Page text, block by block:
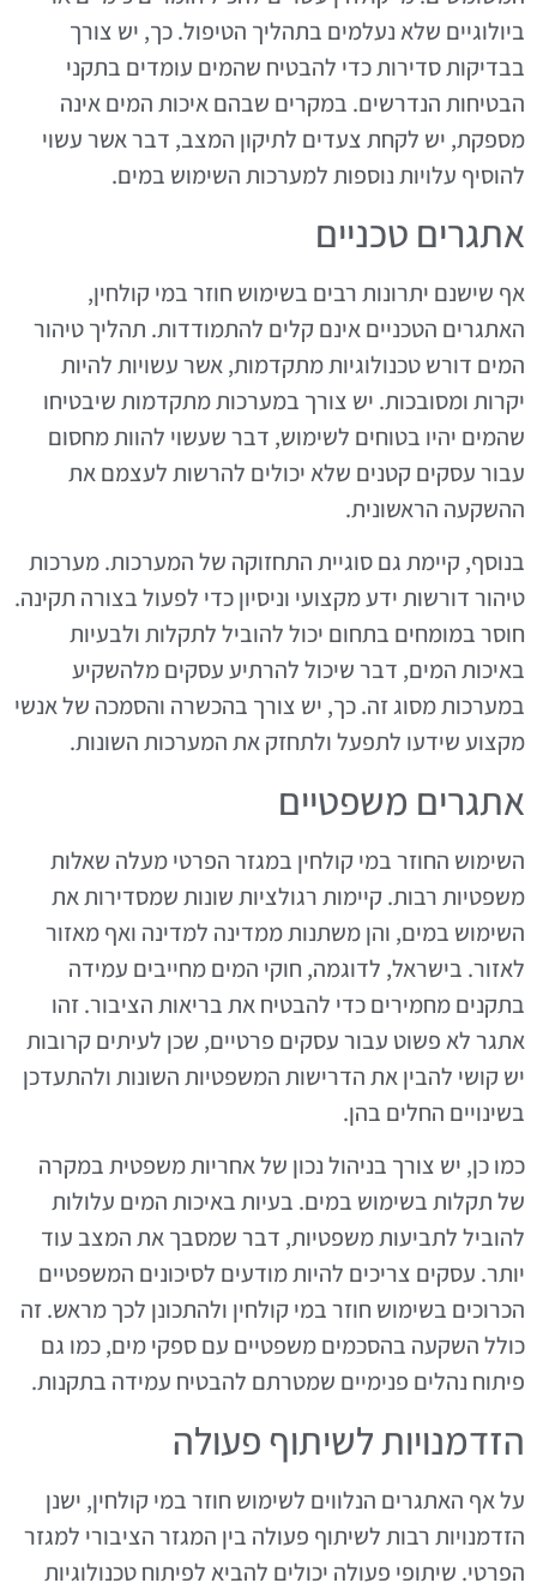
ביולוגיים שלא נעלמים בתהליך הטיפול. כך, יש צורך
בבדיקות סדירות כדי להבטיח שהמים עומדים בתקני
הבטיחות הנדרשים. במקרים שבהם איכות המים אינה
מספקת, יש לקחת צעדים לתיקון המצב, דבר אשר עשוי
להוסיף עלויות נוספות למערכות השימוש במים.
אתגרים טכניים
אף שישנם יתרונות רבים בשימוש חוזר במי קולחין,
האתגרים הטכניים אינם קלים להתמודדות. תהליך טיהור
המים דורש טכנולוגיות מתקדמות, אשר עשויות להיות
יקרות ומסובכות. יש צורך במערכות מתקדמות שיבטיחו
שהמים יהיו בטוחים לשימוש, דבר שעשוי להוות מחסום
עבור עסקים קטנים שלא יכולים להרשות לעצמם את
ההשקעה הראשונית.
בנוסף, קיימת גם סוגיית התחזוקה של המערכות. מערכות
טיהור דורשות ידע מקצועי וניסיון כדי לפעול בצורה תקינה.
חוסר במומחים בתחום יכול להוביל לתקלות ולבעיות
באיכות המים, דבר שיכול להרתיע עסקים מלהשקיע
במערכות מסוג זה. כך, יש צורך בהכשרה והסמכה של אנשי
מקצוע שידעו לתפעל ולתחזק את המערכות השונות.
אתגרים משפטיים
השימוש החוזר במי קולחין במגזר הפרטי מעלה שאלות
משפטיות רבות. קיימות רגולציות שונות שמסדירות את
השימוש במים, והן משתנות ממדינה למדינה ואף מאזור
לאזור. בישראל, לדוגמה, חוקי המים מחייבים עמידה
בתקנים מחמירים כדי להבטיח את בריאות הציבור. זהו
אתגר לא פשוט עבור עסקים פרטיים, שכן לעיתים קרובות
יש קושי להבין את הדרישות המשפטיות השונות ולהתעדכן
בשינויים החלים בהן.
כמו כן, יש צורך בניהול נכון של אחריות משפטית במקרה
של תקלות בשימוש במים. בעיות באיכות המים עלולות
להוביל לתביעות משפטיות, דבר שמסבך את המצב עוד
יותר. עסקים צריכים להיות מודעים לסיכונים המשפטיים
הכרוכים בשימוש חוזר במי קולחין ולהתכונן לכך מראש. זה
כולל השקעה בהסכמים משפטיים עם ספקי מים, כמו גם
פיתוח נהלים פנימיים שמטרתם להבטיח עמידה בתקנות.
הזדמנויות לשיתוף פעולה
על אף האתגרים הנלווים לשימוש חוזר במי קולחין, ישנן
הזדמנויות רבות לשיתוף פעולה בין המגזר הציבורי למגזר
הפרטי. שיתופי פעולה יכולים להביא לפיתוח טכנולוגיות